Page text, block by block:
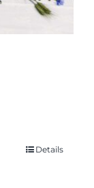
Details